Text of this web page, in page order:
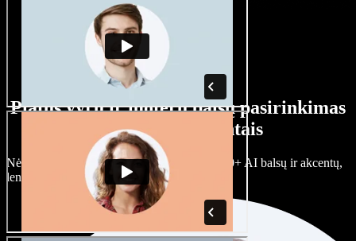
Platus vyrų ir moterų balsų pasirinkimas
su įvairiais akcentais
Nėra dviejų vienodų projektų. Rinkitės iš 100+ AI balsų ir akcentų,
lengvai juos prisitaikykite.